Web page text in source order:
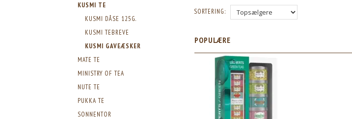
KUSMI TE
KUSMI DÅSE 125G.
KUSMI TEBREVE
KUSMI GAVEÆSKER
MATE TE
MINISTRY OF TEA
NUTE TE
PUKKA TE
SONNENTOR
SORTERING:
POPULÆRE